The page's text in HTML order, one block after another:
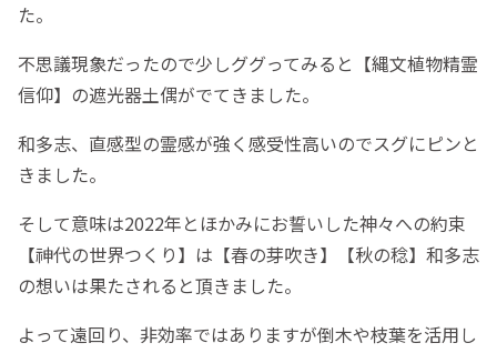
た。
不思議現象だったので少しググってみると【縄文植物精霊
信仰】の遮光器土偶がでてきました。
和多志、直感型の霊感が強く感受性高いのでスグにピンと
きました。
そして意味は2022年とほかみにお誓いした神々への約束
【神代の世界つくり】は【春の芽吹き】【秋の稔】和多志
の想いは果たされると頂きました。
よって遠回り、非効率ではありますが倒木や枝葉を活用し